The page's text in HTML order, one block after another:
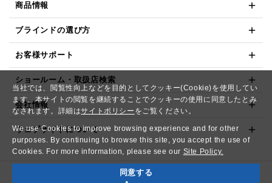
当社では、閲覧性向上などを目的としてクッキー(Cookie)を使用してい
ます。本サイトの閲覧を継続することでクッキーの使用に同意したとみ
なされます。詳細はサイトポリシー をご覧ください。
We use Cookies to improve browsing experience and for other
purposes. By continuing to browse this site, you accept the use of
Cookies. For more information, please see our Site Policy.
同意する
商品情報
ブラインドの選び方
お客様サポート
ショールーム・取扱店検索
会社情報
ウェブサイトについて
Copyright© NICHIBEI CO.,LTD. All Rights Reserved.